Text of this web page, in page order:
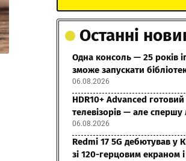
Останні
Одна консоль — 25 років
зможе запускати
06.08.2026
HDR10+ Advanced
телевізорів — але
06.08.2026
Redmi 17 5G дебютував у
зі 120-герцовим екраном